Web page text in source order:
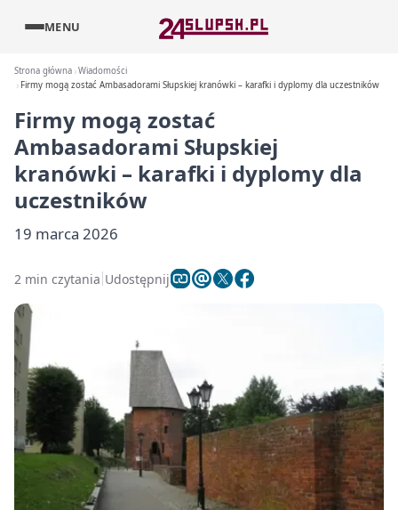
MENU
Strona główna Wiadomości
Firmy mogą zostać Ambasadorami Słupskiej kranówki – karafki i dyplomy dla uczestników
Firmy mogą zostać
Ambasadorami Słupskiej
kranówki – karafki i dyplomy dla
uczestników
19 marca 2026
2 min czytania Udostępnij